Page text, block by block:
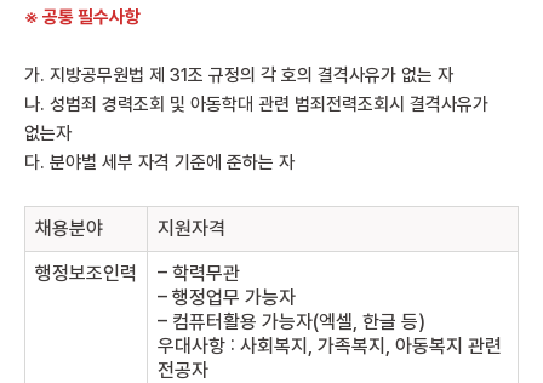
※ 공통 필수사항
가. 지방공무원법 제 31조 규정의 각 호의 결격사유가 없는 자
나. 성범죄 경력조회 및 아동학대 관련 범죄전력조회시 결격사유가
없는자
다. 분야별 세부 자격 기준에 준하는 자
채용분야
지원자격
행정보조인력
– 학력무관
– 행정업무 가능자
– 컴퓨터활용 가능자(엑셀, 한글 등)
우대사항 : 사회복지, 가족복지, 아동복지 관련
전공자